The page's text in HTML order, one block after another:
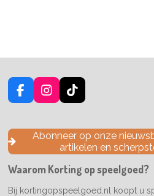
F
a
e
o
k
I
n
t
a
g
a
m
T
i
T
o
k
Abonneer op onze
artikelen en
Waarom Korting op speelgoed?
Bij kortingopspeelgoed.nl koopt u